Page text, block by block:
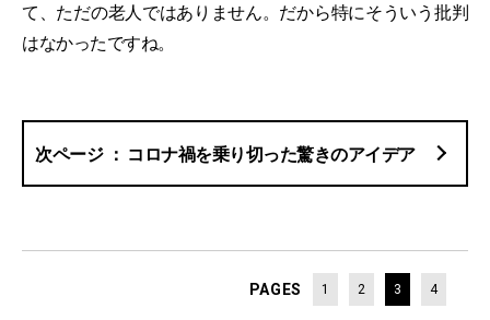
て、ただの老人ではありません。だから特にそういう批判
はなかったですね。
コロナ禍を乗り切った驚きのアイデア
PAGES 1 2 3 4